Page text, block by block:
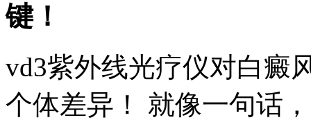
键！
vd3紫外线光疗仪对白癜
个体差异！ 就像一句话